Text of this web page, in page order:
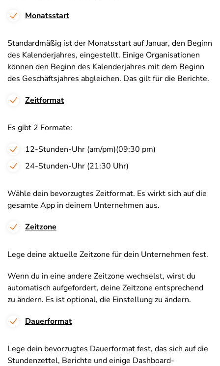
Monatsstart
Standardmäßig ist der Monatsstart auf Januar, den Beginn
des Kalenderjahres, eingestellt. Einige Organisationen
können den Beginn des Kalenderjahres mit dem Beginn
des Geschäftsjahres abgleichen. Das gilt für die Berichte.
Zeitformat
Es gibt 2 Formate:
12-Stunden-Uhr (am/pm)(09:30 pm)
24-Stunden-Uhr (21:30 Uhr)
Wähle dein bevorzugtes Zeitformat. Es wirkt sich auf die
gesamte App in deinem Unternehmen aus.
Zeitzone
Lege deine aktuelle Zeitzone für dein Unternehmen fest.
Wenn du in eine andere Zeitzone wechselst, wirst du
automatisch aufgefordert, deine Zeitzone entsprechend
zu ändern. Es ist optional, die Einstellung zu ändern.
Dauerformat
Lege dein bevorzugtes Dauerformat fest, das sich auf die
Stundenzettel, Berichte und einige Dashboard-